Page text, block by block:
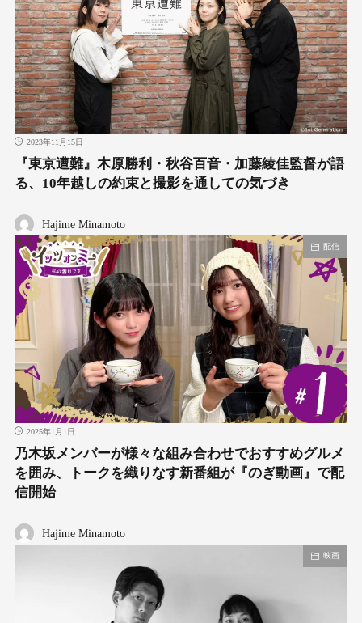
2023年11月15日
『東京遭難』木原勝利・秋谷百音・加藤綾佳監督が語
る、10年越しの約束と撮影を通しての気づき
Hajime Minamoto
配信
2025年1月1日
乃木坂メンバーが様々な組み合わせでおすすめグルメ
を囲み、トークを織りなす新番組が『のぎ動画』で配
信開始
Hajime Minamoto
映画